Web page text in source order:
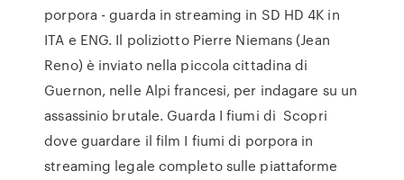
porpora - guarda in streaming in SD HD 4K in
ITA e ENG. Il poliziotto Pierre Niemans (Jean
Reno) è inviato nella piccola cittadina di
Guernon, nelle Alpi francesi, per indagare su un
assassinio brutale. Guarda I fiumi di Scopri
dove guardare il film I fiumi di porpora in
streaming legale completo sulle piattaforme